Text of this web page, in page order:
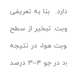
بنا به تعریفی
تبخیر از سطح
هوا، در نتیجه
ایجاد ابرها و بارندگی است. حداکثر بخار آب موجود در جو ۴–۳ درصد